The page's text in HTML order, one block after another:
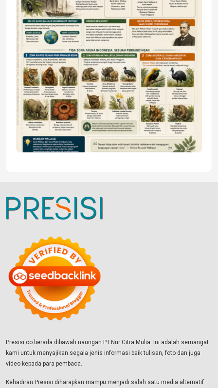
Presisi.co berada dibawah naungan PT.Nur Citra Mulia. Ini adalah semangat
kami untuk menyajikan segala jenis informasi baik tulisan, foto dan juga
video kepada para pembaca.
Kehadiran Presisi diharapkan mampu menjadi salah satu media alternatif